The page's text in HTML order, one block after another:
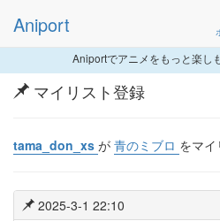
Aniport
Aniportでアニメをもっと楽しも
マイリスト登録
tama_don_xs が 青のミブロ をマイ
2025-3-1 22:10